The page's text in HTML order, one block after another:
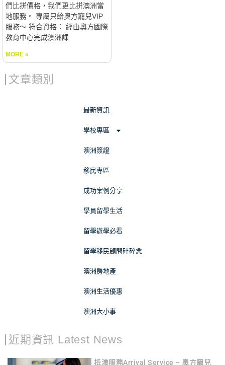
們比拼價格，我們更比拼澳洲當
地服務。 專屬只給奧方寵兒VIP
服務～ 符合資格： 經由奧方國際
教育中心完成澳洲課
MORE »
文章類別
最新資訊
學校專區
澳洲簽證
移民專區
成功案例分享
學員留學生活
留學遊學必看
留學移民顧問碎碎念
澳洲房地產
澳洲生活優惠
澳洲大小事
近期資訊 Latest News
抵澳服務Arrival Service – 奧方寵兒